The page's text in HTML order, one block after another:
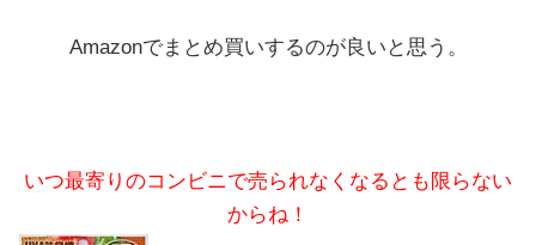
Amazonでまとめ買いするのが良いと思う。
いつ最寄りのコンビニで売られなくなるとも限らない
からね！